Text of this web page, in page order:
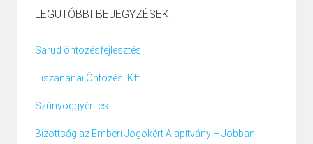
LEGUTÓBBI BEJEGYZÉSEK
Sarud öntözésfejlesztés
Tiszanánai Öntözési Kft.
Szúnyoggyérítés
Bizottság az Emberi Jogokért Alapítvány – Jobban